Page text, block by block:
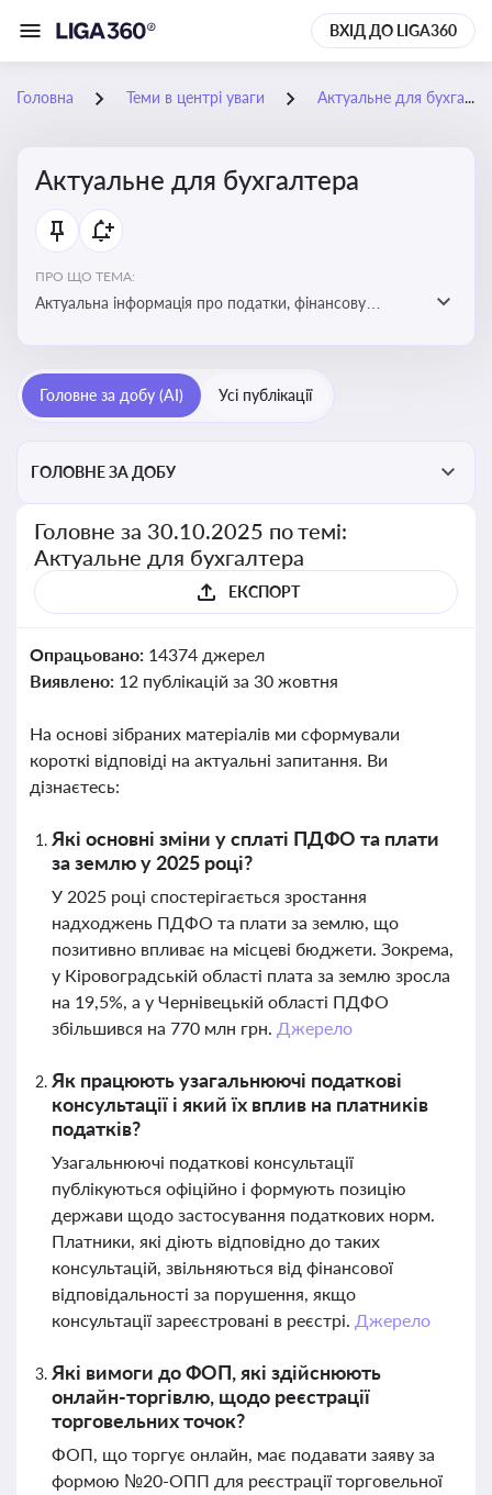
ВХІД ДО LIGA360
Головна Теми в центрі уваги Актуальне для бухгалтера
Актуальне для бухгалтера
ПРО ЩО ТЕМА:
Актуальна інформація про податки, фінансову
підприємств
Головне за добу (AI) Усі публікації
ГОЛОВНЕ ЗА ДОБУ
Головне за 30.10.2025 по темі:
Актуальне для бухгалтера
ЕКСПОРТ
Опрацьовано: 14374 джерел
Виявлено: 12 публікацій за 30 жовтня
На основі зібраних матеріалів ми сформували
короткі відповіді на актуальні запитання. Ви
дізнаєтесь:
Які основні зміни у сплаті ПДФО та плати
за землю у 2025 році?
У 2025 році спостерігається зростання
надходжень ПДФО та плати за землю, що
позитивно впливає на місцеві бюджети. Зокрема,
у Кіровоградській області плата за землю зросла
на 19,5%, а у Чернівецькій області ПДФО
збільшився на 770 млн грн. Джерело
Як працюють узагальнюючі податкові
консультації і який їх вплив на платників
податків?
Узагальнюючі податкові консультації
публікуються офіційно і формують позицію
держави щодо застосування податкових норм.
Платники, які діють відповідно до таких
консультацій, звільняються від фінансової
відповідальності за порушення, якщо
консультації зареєстровані в реєстрі. Джерело
Які вимоги до ФОП, які здійснюють
онлайн-торгівлю, щодо реєстрації
торговельних точок?
ФОП, що торгує онлайн, має подавати заяву за
формою №20-ОПП для реєстрації торговельної